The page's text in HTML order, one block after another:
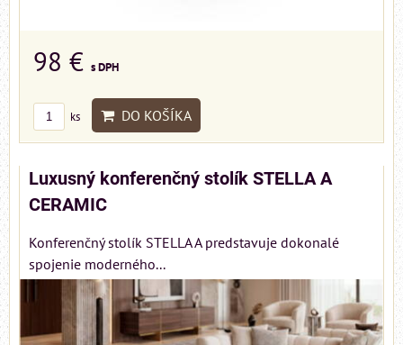
98 € s DPH
ks DO KOŠÍKA
Luxusný konferenčný stolík STELLA A
CERAMIC
Konferenčný stolík STELLA A predstavuje dokonalé
spojenie moderného...